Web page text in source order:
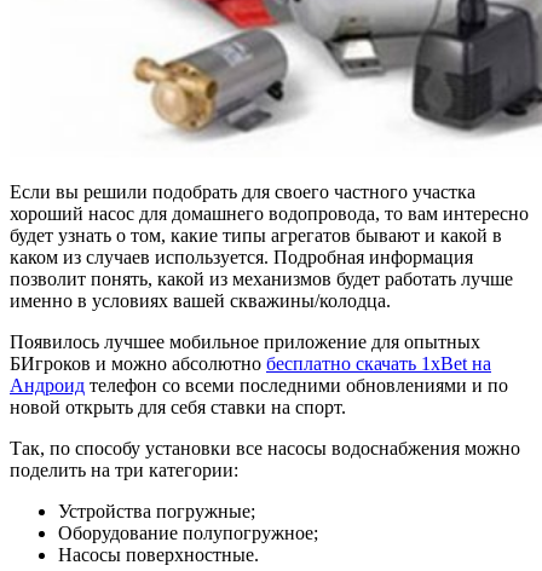
Если вы решили подобрать для своего частного участка
хороший насос для домашнего водопровода, то вам интересно
будет узнать о том, какие типы агрегатов бывают и какой в
каком из случаев используется. Подробная информация
позволит понять, какой из механизмов будет работать лучше
именно в условиях вашей скважины/колодца.
Появилось лучшее мобильное приложение для опытных
БИгроков и можно абсолютно бесплатно скачать 1xBet на
Андроид телефон со всеми последними обновлениями и по
новой открыть для себя ставки на спорт.
Так, по способу установки все насосы водоснабжения можно
поделить на три категории:
Устройства погружные;
Оборудование полупогружное;
Насосы поверхностные.